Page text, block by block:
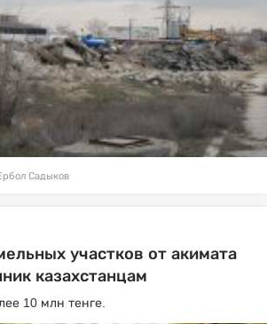
Садыков
участков от акимата
казахстанцам
10 млн тенге.